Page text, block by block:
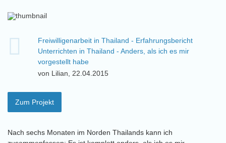
Freiwilligenarbeit in Thailand - Erfahrungsbericht
Unterrichten in Thailand - Anders, als ich es mir
vorgestellt habe
von Lilian, 22.04.2015
Zum Projekt
Nach sechs Monaten im Norden Thailands kann ich